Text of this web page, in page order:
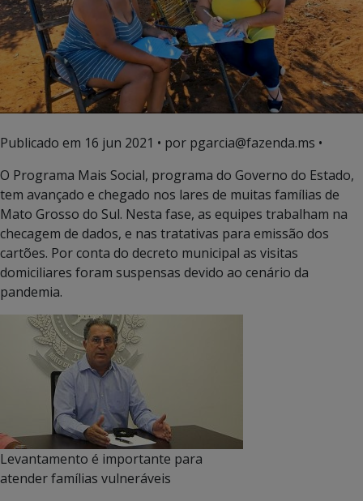
Publicado em 16 jun 2021 • por pgarcia@fazenda.ms •
O Programa Mais Social, programa do Governo do Estado,
tem avançado e chegado nos lares de muitas famílias de
Mato Grosso do Sul. Nesta fase, as equipes trabalham na
checagem de dados, e nas tratativas para emissão dos
cartões. Por conta do decreto municipal as visitas
domiciliares foram suspensas devido ao cenário da
pandemia.
Levantamento é importante para
atender famílias vulneráveis